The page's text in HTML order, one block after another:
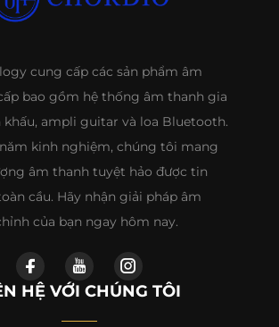
cung cấp các sản phẩm âm
bao gồm hệ thống âm thanh gia
khấu, ampli guitar và loa Bluetooth.
kinh nghiệm, chúng tôi mang
âm thanh tuyệt hảo được tin
cầu. Hãy nhận giải pháp âm
của bạn ngay hôm nay.
HỆ VỚI CHÚNG TÔI